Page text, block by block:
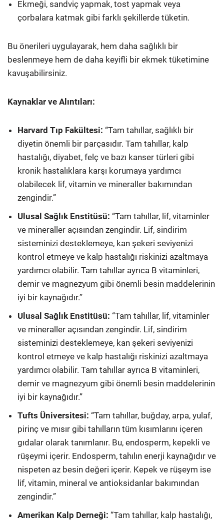
Ekmeği, sandviç yapmak, tost yapmak veya
çorbalara katmak gibi farklı şekillerde tüketin.
Bu önerileri uygulayarak, hem daha sağlıklı bir
beslenmeye hem de daha keyifli bir ekmek tüketimine
kavuşabilirsiniz.
Kaynaklar ve Alıntıları:
Harvard Tıp Fakültesi: “Tam tahıllar, sağlıklı bir
diyetin önemli bir parçasıdır. Tam tahıllar, kalp
hastalığı, diyabet, felç ve bazı kanser türleri gibi
kronik hastalıklara karşı korumaya yardımcı
olabilecek lif, vitamin ve mineraller bakımından
zengindir.”
Ulusal Sağlık Enstitüsü: “Tam tahıllar, lif, vitaminler
ve mineraller açısından zengindir. Lif, sindirim
sisteminizi desteklemeye, kan şekeri seviyenizi
kontrol etmeye ve kalp hastalığı riskinizi azaltmaya
yardımcı olabilir. Tam tahıllar ayrıca B vitaminleri,
demir ve magnezyum gibi önemli besin maddelerinin
iyi bir kaynağıdır.”
Ulusal Sağlık Enstitüsü: “Tam tahıllar, lif, vitaminler
ve mineraller açısından zengindir. Lif, sindirim
sisteminizi desteklemeye, kan şekeri seviyenizi
kontrol etmeye ve kalp hastalığı riskinizi azaltmaya
yardımcı olabilir. Tam tahıllar ayrıca B vitaminleri,
demir ve magnezyum gibi önemli besin maddelerinin
iyi bir kaynağıdır.”
Tufts Üniversitesi: “Tam tahıllar, buğday, arpa, yulaf,
pirinç ve mısır gibi tahılların tüm kısımlarını içeren
gıdalar olarak tanımlanır. Bu, endosperm, kepekli ve
rüşeymi içerir. Endosperm, tahılın enerji kaynağıdır ve
nispeten az besin değeri içerir. Kepek ve rüşeym ise
lif, vitamin, mineral ve antioksidanlar bakımından
zengindir.”
Amerikan Kalp Derneği: “Tam tahıllar, kalp hastalığı,